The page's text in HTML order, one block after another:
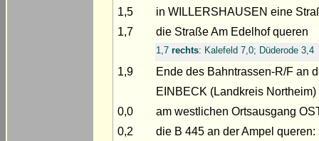
1,5
in WILLERSHAUSEN eine
1,7
die Straße Am Edelhof queren
1,7 rechts: Kalefeld 7,0; Düderode 3,4
1,9
Ende des Bahntrassen-R/F an
EINBECK (Landkreis Northeim)
0,0
am westlichen Ortsausgang
0,2
die B 445 an der Ampel